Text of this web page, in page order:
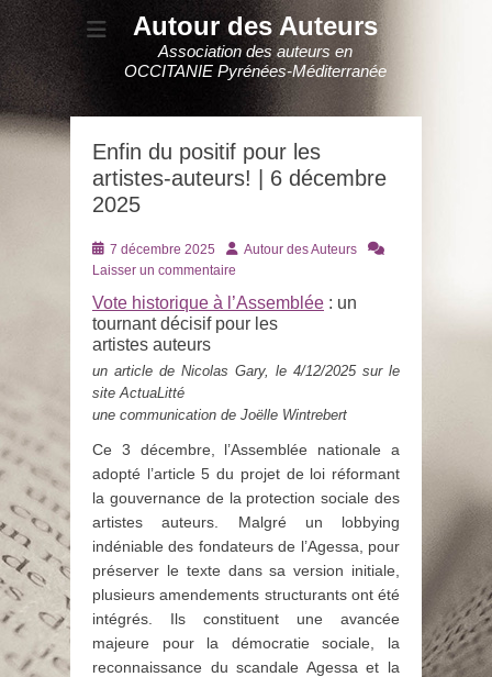
Autour des Auteurs
Association des auteurs en
OCCITANIE Pyrénées-Méditerranée
Enfin du positif pour les
artistes-auteurs! | 6 décembre
2025
Posté
le
7 décembre 2025 AuteurAutour des Auteurs
Laisser un commentaire
Vote historique à l’Assemblée : un
tournant décisif pour les
artistes auteurs
un article de Nicolas Gary, le 4/12/2025 sur le
site ActuaLitté
une communication de Joëlle Wintrebert
Ce 3 décembre, l’Assemblée nationale a
adopté l’article 5 du projet de loi réformant
la gouvernance de la protection sociale des
artistes auteurs. Malgré un lobbying
indéniable des fondateurs de l’Agessa, pour
préserver le texte dans sa version initiale,
plusieurs amendements structurants ont été
intégrés. Ils constituent une avancée
majeure pour la démocratie sociale, la
reconnaissance du scandale Agessa et la